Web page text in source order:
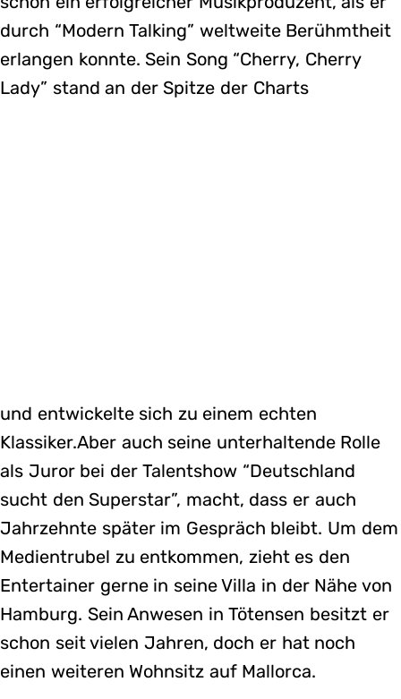
durch “Modern Talking” weltweite Berühmtheit
erlangen konnte. Sein Song “Cherry, Cherry
Lady” stand an der Spitze der Charts
und entwickelte sich zu einem echten
Klassiker.Aber auch seine unterhaltende Rolle
als Juror bei der Talentshow “Deutschland
sucht den Superstar”, macht, dass er auch
Jahrzehnte später im Gespräch bleibt. Um dem
Medientrubel zu entkommen, zieht es den
Entertainer gerne in seine Villa in der Nähe von
Hamburg. Sein Anwesen in Tötensen besitzt er
schon seit vielen Jahren, doch er hat noch
einen weiteren Wohnsitz auf Mallorca.